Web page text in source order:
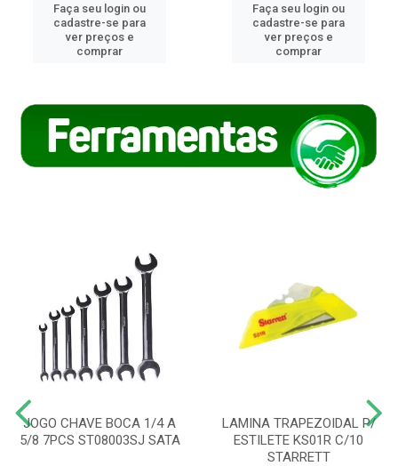
Faça seu login ou
cadastre-se para
ver preços e
comprar
Faça seu login ou
cadastre-se para
ver preços e
comprar
JOGO CHAVE BOCA 1/4 A
5/8 7PCS ST08003SJ SATA
LAMINA TRAPEZOIDAL P/
ESTILETE KS01R C/10
STARRETT